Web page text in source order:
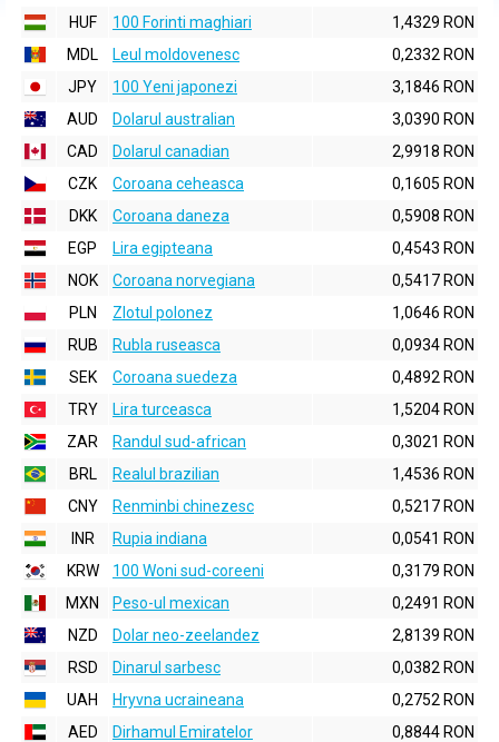
HUF
100 Forinti maghiari
1,4329 RON
MDL
Leul moldovenesc
0,2332 RON
JPY
100 Yeni japonezi
3,1846 RON
AUD
Dolarul australian
3,0390 RON
CAD
Dolarul canadian
2,9918 RON
CZK
Coroana ceheasca
0,1605 RON
DKK
Coroana daneza
0,5908 RON
EGP
Lira egipteana
0,4543 RON
NOK
Coroana norvegiana
0,5417 RON
PLN
Zlotul polonez
1,0646 RON
RUB
Rubla ruseasca
0,0934 RON
SEK
Coroana suedeza
0,4892 RON
TRY
Lira turceasca
1,5204 RON
ZAR
Randul sud-african
0,3021 RON
BRL
Realul brazilian
1,4536 RON
CNY
Renminbi chinezesc
0,5217 RON
INR
Rupia indiana
0,0541 RON
KRW
100 Woni sud-coreeni
0,3179 RON
MXN
Peso-ul mexican
0,2491 RON
NZD
Dolar neo-zeelandez
2,8139 RON
RSD
Dinarul sarbesc
0,0382 RON
UAH
Hryvna ucraineana
0,2752 RON
AED
Dirhamul Emiratelor
0,8844 RON